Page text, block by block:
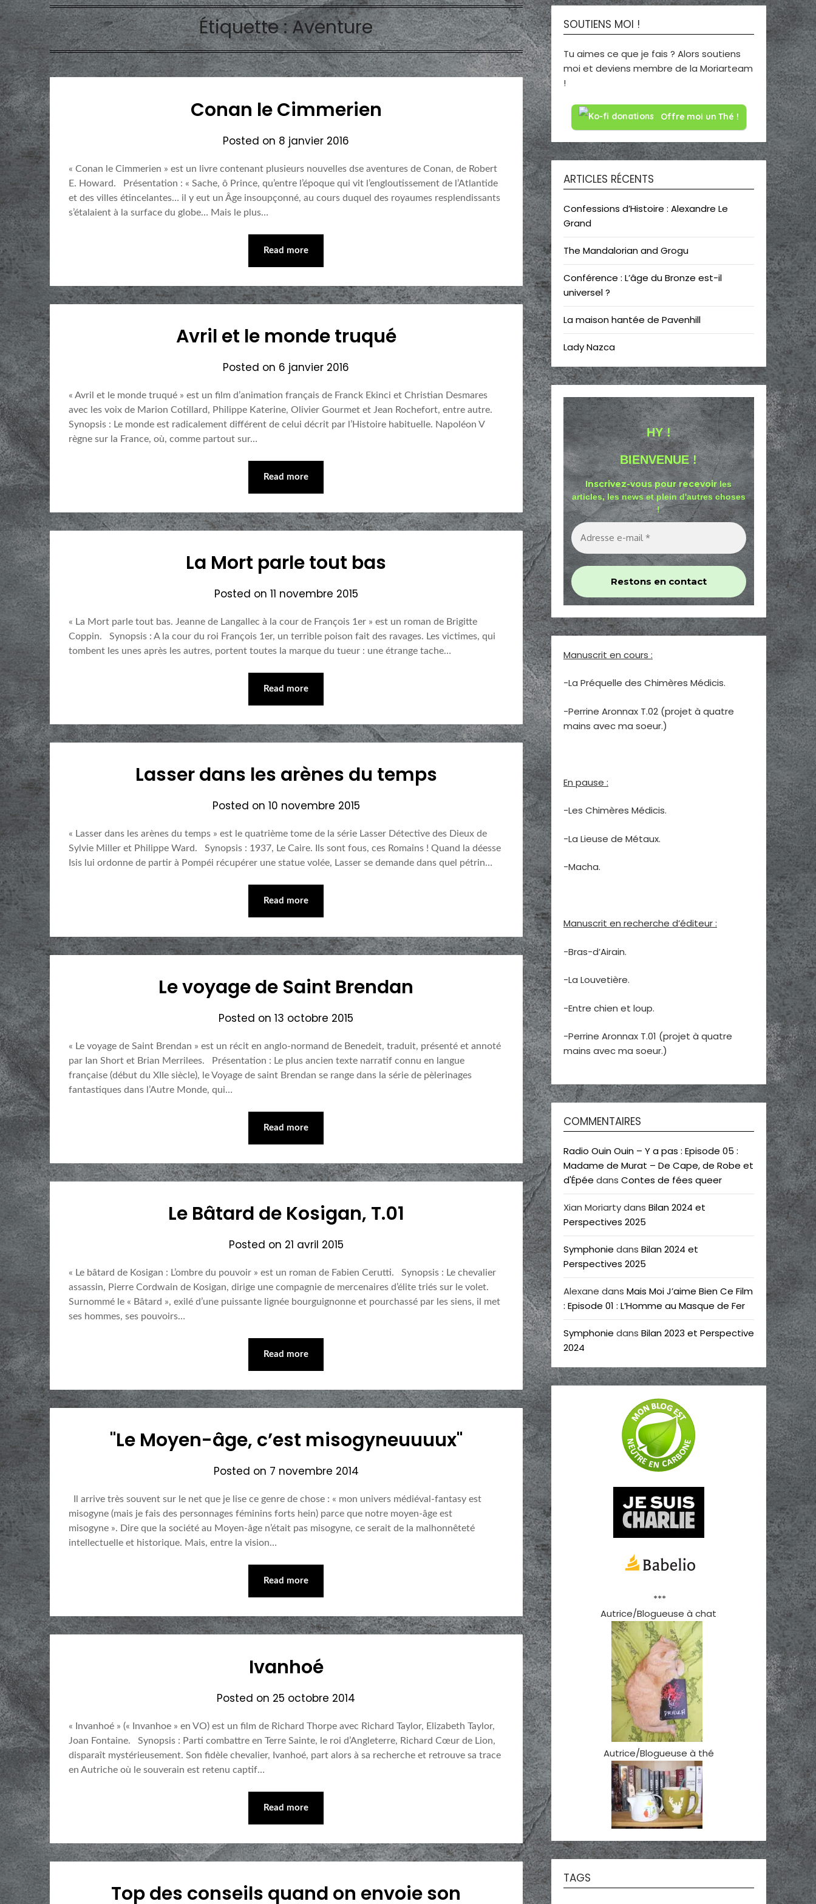
Étiquette :Aventure
Conan le Cimmerien
Posted on 8 janvier 2016
« Conan le Cimmerien » est un livre contenant plusieurs nouvelles dse aventures de Conan, de Robert
E. Howard. Présentation : « Sache, ô Prince, qu’entre l’époque qui vit l’engloutissement de l’Atlantide
et des villes étincelantes… il y eut un Âge insoupçonné, au cours duquel des royaumes resplendissants
s’étalaient à la surface du globe… Mais le plus…
Read more
Avril et le monde truqué
Posted on 6 janvier 2016
« Avril et le monde truqué » est un film d’animation français de Franck Ekinci et Christian Desmares
avec les voix de Marion Cotillard, Philippe Katerine, Olivier Gourmet et Jean Rochefort, entre autre.
Synopsis : Le monde est radicalement différent de celui décrit par l’Histoire habituelle. Napoléon V
règne sur la France, où, comme partout sur…
Read more
La Mort parle tout bas
Posted on 11 novembre 2015
« La Mort parle tout bas. Jeanne de Langallec à la cour de François 1er » est un roman de Brigitte
Coppin. Synopsis : A la cour du roi François 1er, un terrible poison fait des ravages. Les victimes, qui
tombent les unes après les autres, portent toutes la marque du tueur : une étrange tache…
Read more
Lasser dans les arènes du temps
Posted on 10 novembre 2015
« Lasser dans les arènes du temps » est le quatrième tome de la série Lasser Détective des Dieux de
Sylvie Miller et Philippe Ward. Synopsis : 1937, Le Caire. Ils sont fous, ces Romains ! Quand la déesse
Isis lui ordonne de partir à Pompéi récupérer une statue volée, Lasser se demande dans quel pétrin…
Read more
Le voyage de Saint Brendan
Posted on13 octobre 2015
« Le voyage de Saint Brendan » est un récit en anglo-normand de Benedeit, traduit, présenté et annoté
par Ian Short et Brian Merrilees. Présentation : Le plus ancien texte narratif connu en langue
française (début du XIIe siècle), le Voyage de saint Brendan se range dans la série de pèlerinages
fantastiques dans l’Autre Monde, qui…
Read more
Le Bâtard de Kosigan, T.01
Posted on 21 avril 2015
« Le bâtard de Kosigan : L’ombre du pouvoir » est un roman de Fabien Cerutti. Synopsis : Le chevalier
assassin, Pierre Cordwain de Kosigan, dirige une compagnie de mercenaires d’élite triés sur le volet.
Surnommé le « Bâtard », exilé d’une puissante lignée bourguignonne et pourchassé par les siens, il met
ses hommes, ses pouvoirs…
Read more
"Le Moyen-âge, c’est misogyneuuuux"
Posted on 7 novembre 2014
Il arrive très souvent sur le net que je lise ce genre de chose : « mon univers médiéval-fantasy est
misogyne (mais je fais des personnages féminins forts hein) parce que notre moyen-âge est
misogyne ». Dire que la société au Moyen-âge n’était pas misogyne, ce serait de la malhonnêteté
intellectuelle et historique. Mais, entre la vision…
Read more
Ivanhoé
Posted on 25 octobre 2014
« Invanhoé » (« Invanhoe » en VO) est un film de Richard Thorpe avec Richard Taylor, Elizabeth Taylor,
Joan Fontaine. Synopsis : Parti combattre en Terre Sainte, le roi d’Angleterre, Richard Cœur de Lion,
disparaît mystérieusement. Son fidèle chevalier, Ivanhoé, part alors à sa recherche et retrouve sa trace
en Autriche où le souverain est retenu captif…
Read more
Top des conseils quand on envoie son
SOUTIENS MOI !
Tu aimes ce que je fais ? Alors soutiens
moi et deviens membre de la Moriarteam
!
Offre moi un Thé !
ARTICLES RÉCENTS
Confessions d’Histoire : Alexandre Le
Grand
The Mandalorian and Grogu
Conférence : L’âge du Bronze est-il
universel ?
La maison hantée de Pavenhill
Lady Nazca
HY !
BIENVENUE !
Inscrivez-vous pour recevoirles
articles, les news et plein d'autres choses
!
Manuscrit en cours :
-La Préquelle des Chimères Médicis.
-Perrine Aronnax T.02 (projet à quatre
mains avec ma soeur.)
En pause :
-Les Chimères Médicis.
-La Lieuse de Métaux.
-Macha.
Manuscrit en recherche d’éditeur :
-Bras-d’Airain.
-La Louvetière.
-Entre chien et loup.
-Perrine Aronnax T.01 (projet à quatre
mains avec ma soeur.)
COMMENTAIRES
Radio Ouin Ouin – Y a pas : Episode 05 :
Madame de Murat – De Cape, de Robe et
d'Épée dans Contes de fées queer
Xian Moriartydans Bilan 2024 et
Perspectives 2025
Symphonie dans Bilan 2024 et
Perspectives 2025
Alexane dans Mais Moi J’aime Bien Ce Film
: Episode 01 : L’Homme au Masque de Fer
Symphonie dans Bilan 2023 et Perspective
2024
***
Autrice/Blogueuse à chat
Autrice/Blogueuse à thé
TAGS